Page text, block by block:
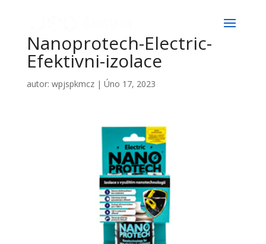
Nanoprotech-Electric-
Efektivni-izolace
autor: wpjspkmcz| Úno 17, 2023